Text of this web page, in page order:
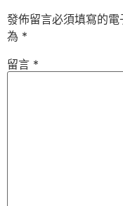
發佈留言必須填寫的電
為 *
留言 *